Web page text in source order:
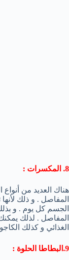
8. المكسرات :
هناك العديد من
المفاصل . و ذلك
الجسم كل يوم . و
المفاصل . لذلك
الغذائي و كذلك
9.البطاطا الحلوة :